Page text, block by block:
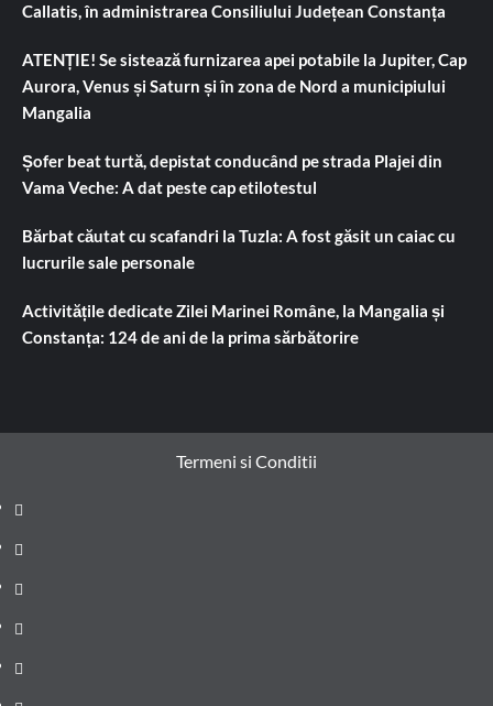
Callatis, în administrarea Consiliului Județean Constanța
ATENȚIE! Se sistează furnizarea apei potabile la Jupiter, Cap
Aurora, Venus și Saturn și în zona de Nord a municipiului
Mangalia
Șofer beat turtă, depistat conducând pe strada Plajei din
Vama Veche: A dat peste cap etilotestul
Bărbat căutat cu scafandri la Tuzla: A fost găsit un caiac cu
lucrurile sale personale
Activitățile dedicate Zilei Marinei Române, la Mangalia și
Constanța: 124 de ani de la prima sărbătorire
Termeni si Conditii
Prima
pagină
Știri
de
ultima
Administrație
locală
Actualitate
Justiție